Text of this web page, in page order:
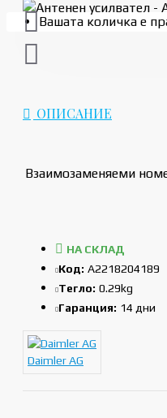
Вашата количка е
ОПИСАНИЕ
Взаимозаменяеми
НА СКЛАД
Код: A2218204189
Тегло: 0.29kg
Гаранция: 14 дни
Daimler AG